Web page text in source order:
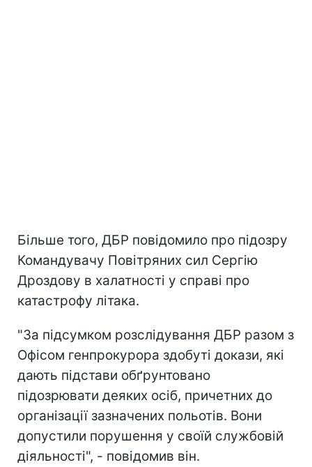
Більше того, ДБР повідомило про підозру
Командувачу Повітряних сил Сергію
Дроздову в халатності у справі про
катастрофу літака.
"За підсумком розслідування ДБР разом з
Офісом генпрокурора здобуті докази, які
дають підстави обґрунтовано
підозрювати деяких осіб, причетних до
організації зазначених польотів. Вони
допустили порушення у своїй службовій
діяльності", - повідомив він.